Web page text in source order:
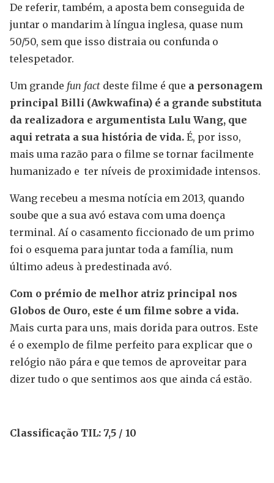
De referir, também, a aposta bem conseguida de
juntar o mandarim à língua inglesa, quase num
50/50, sem que isso distraia ou confunda o
telespetador.
Um grande fun fact deste filme é que a personagem
principal Billi (Awkwafina) é a grande substituta
da realizadora e argumentista Lulu Wang, que
aqui retrata a sua história de vida. É, por isso,
mais uma razão para o filme se tornar facilmente
humanizado e ter níveis de proximidade intensos.
Wang recebeu a mesma notícia em 2013, quando
soube que a sua avó estava com uma doença
terminal. Aí o casamento ficcionado de um primo
foi o esquema para juntar toda a família, num
último adeus à predestinada avó.
Com o prémio de melhor atriz principal nos
Globos de Ouro, este é um filme sobre a vida.
Mais curta para uns, mais dorida para outros. Este
é o exemplo de filme perfeito para explicar que o
relógio não pára e que temos de aproveitar para
dizer tudo o que sentimos aos que ainda cá estão.
Classificação TIL: 7,5 / 10